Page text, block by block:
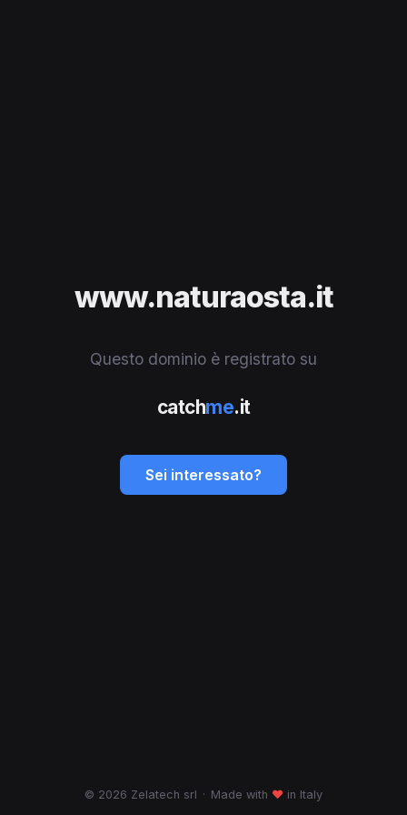
www.naturaosta.it
Questo dominio è registrato su
catchme.it
Sei interessato?
© 2026 Zelatech srl · Made with ♥ in Italy